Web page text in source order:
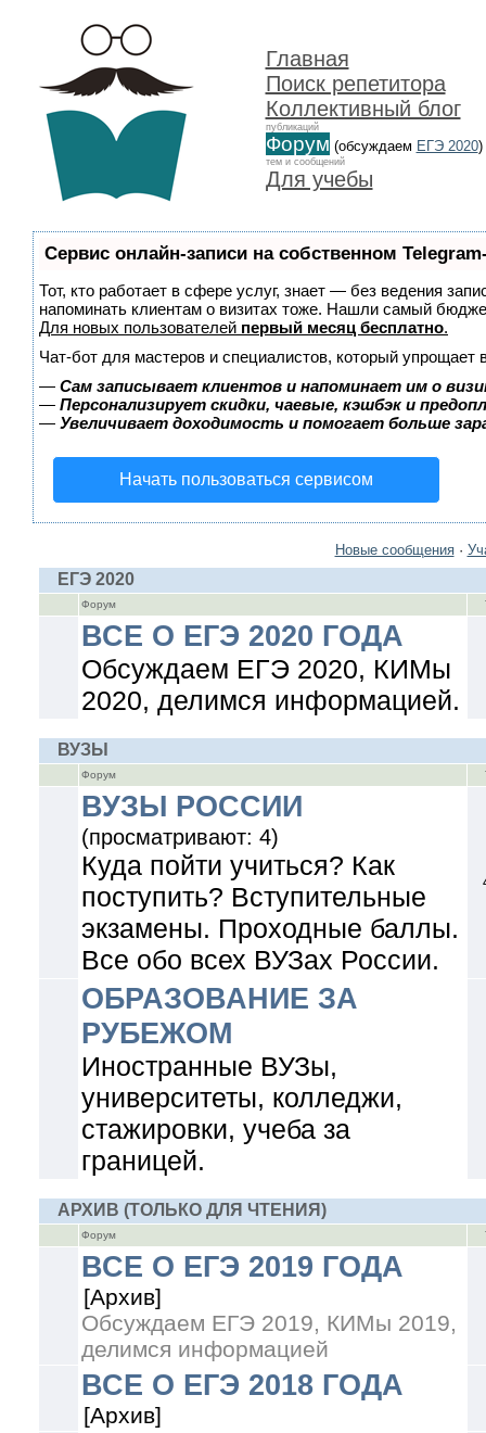
Главная
Поиск репетитора
Коллективный блог
публикаций
Форум (обсуждаем ЕГЭ 2020)
тем и сообщений
Для учебы
Сервис онлайн-записи на собственном
Тот, кто работает в сфере услуг, знает — без ведения
напоминать клиентам о визитах тоже. Нашли самый
Для новых пользователей первый месяц бесплатно.
Чат-бот для мастеров и специалистов, который упрощает
— Сам записывает клиентов и напоминает им о
— Персонализирует скидки, чаевые, кэшбэк и
— Увеличивает доходимость и помогает больше
Начать пользоваться сервисом
Новые сообщения·
ЕГЭ 2020
Форум
ВСЕ О ЕГЭ 2020 ГОДА
Обсуждаем ЕГЭ 2020, КИМы
2020, делимся информацией.
ВУЗЫ
Форум
ВУЗЫ РОССИИ
(просматривают: 4)
Куда пойти учиться? Как
поступить? Вступительные
экзамены. Проходные баллы.
Все обо всех ВУЗах России.
ОБРАЗОВАНИЕ ЗА
РУБЕЖОМ
Иностранные ВУЗы,
университеты, колледжи,
стажировки, учеба за
границей.
АРХИВ (ТОЛЬКО ДЛЯ ЧТЕНИЯ)
Форум
ВСЕ О ЕГЭ 2019 ГОДА
[Архив]
Обсуждаем ЕГЭ 2019, КИМы 2019,
делимся информацией
ВСЕ О ЕГЭ 2018 ГОДА
[Архив]